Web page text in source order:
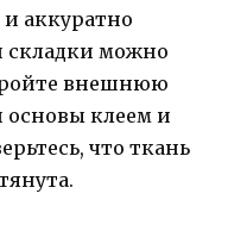
аккуратно
складки можно
внешнюю
основы клеем и
что ткань